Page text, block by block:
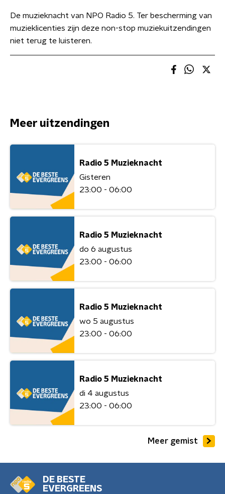
De muzieknacht van NPO Radio 5. Ter bescherming van
muzieklicenties zijn deze non-stop muziekuitzendingen
niet terug te luisteren.
Meer uitzendingen
Radio 5 Muzieknacht
Gisteren
23:00 - 06:00
Radio 5 Muzieknacht
do 6 augustus
23:00 - 06:00
Radio 5 Muzieknacht
wo 5 augustus
23:00 - 06:00
Radio 5 Muzieknacht
di 4 augustus
23:00 - 06:00
Meer gemist
DE BESTE
EVERGREENS